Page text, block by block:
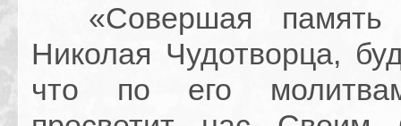
«Совершая память
Николая Чудотворца,
что по его